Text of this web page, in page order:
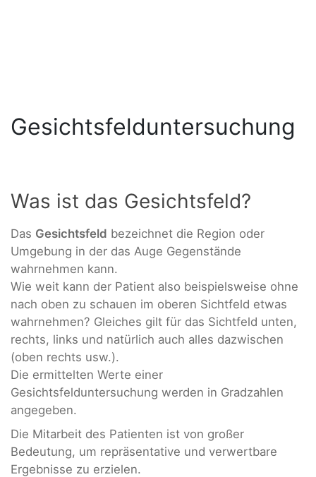
Gesichtsfelduntersuchung
Was ist das Gesichtsfeld?
Das Gesichtsfeld bezeichnet die Region oder
Umgebung in der das Auge Gegenstände
wahrnehmen kann.
Wie weit kann der Patient also beispielsweise ohne
nach oben zu schauen im oberen Sichtfeld etwas
wahrnehmen? Gleiches gilt für das Sichtfeld unten,
rechts, links und natürlich auch alles dazwischen
(oben rechts usw.).
Die ermittelten Werte einer
Gesichtsfelduntersuchung werden in Gradzahlen
angegeben.
Die Mitarbeit des Patienten ist von großer
Bedeutung, um repräsentative und verwertbare
Ergebnisse zu erzielen.